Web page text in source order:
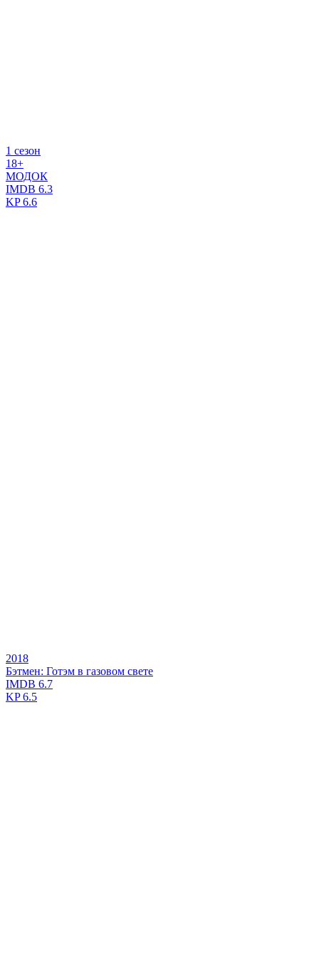
1 сезон
18+
МОДОК
IMDB 6.3
KP6.6
2018
Бэтмен: Готэм в газовом свете
IMDB 6.7
KP6.5